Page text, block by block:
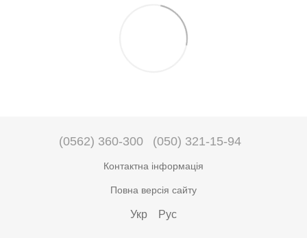
(0562) 360-300 (050) 321-15-94
Контактна інформація
Повна версія сайту
Укр Рус